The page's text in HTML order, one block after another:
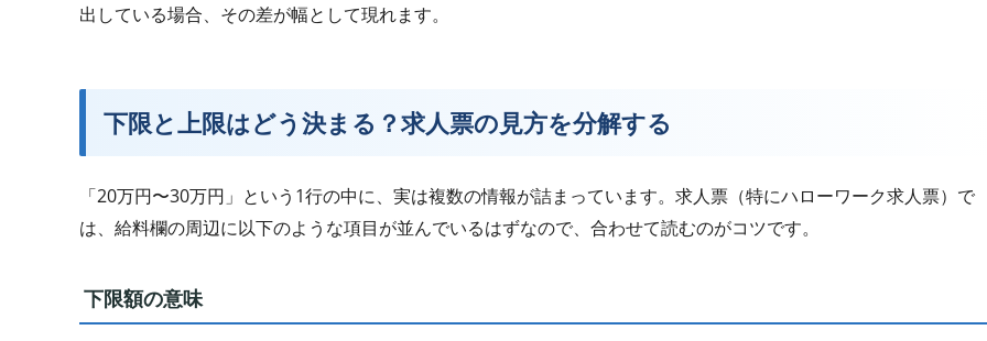
出している場合、その差が幅として現れます。
下限と上限はどう決まる？求人票の見方を分解する
「20万円〜30万円」という1行の中に、実は複数の情報が詰まっています。求人票（特にハローワーク求人票）で
は、給料欄の周辺に以下のような項目が並んでいるはずなので、合わせて読むのがコツです。
下限額の意味